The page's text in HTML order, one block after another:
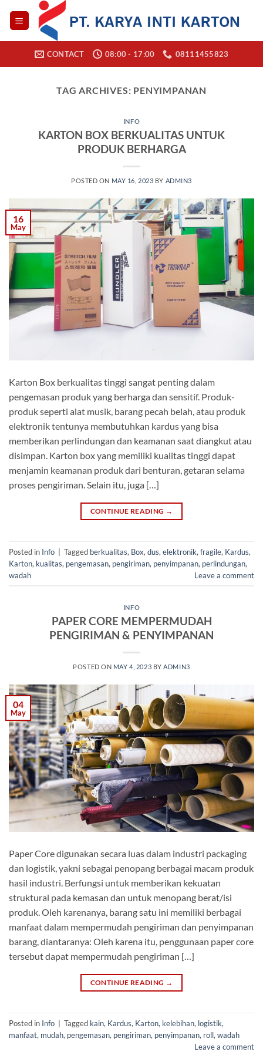
CONTACT 08:00 - 17:00 08111455823
TAG ARCHIVES: PENYIMPANAN
INFO
KARTON BOX BERKUALITAS UNTUK
PRODUK BERHARGA
POSTED ON MAY 16, 2023 BY ADMIN3
16
May
Karton Box berkualitas tinggi sangat penting dalam
pengemasan produk yang berharga dan sensitif. Produk-
produk seperti alat musik, barang pecah belah, atau produk
elektronik tentunya membutuhkan kardus yang bisa
memberikan perlindungan dan keamanan saat diangkut atau
disimpan. Karton box yang memiliki kualitas tinggi dapat
menjamin keamanan produk dari benturan, getaran selama
proses pengiriman. Selain itu, juga […]
CONTINUE READING →
Posted in Info Tagged berkualitas, Box, dus, elektronik, fragile, Kardus,
Karton, kualitas, pengemasan, pengiriman, penyimpanan, perlindungan,
wadah
Leave a comment
INFO
PAPER CORE MEMPERMUDAH
PENGIRIMAN & PENYIMPANAN
POSTED ON MAY 4, 2023 BYADMIN3
04
May
Paper Core digunakan secara luas dalam industri packaging
dan logistik, yakni sebagai penopang berbagai macam produk
hasil industri. Berfungsi untuk memberikan kekuatan
struktural pada kemasan dan untuk menopang berat/isi
produk. Oleh karenanya, barang satu ini memiliki berbagai
manfaat dalam mempermudah pengiriman dan penyimpanan
barang, diantaranya: Oleh karena itu, penggunaan paper core
tersebut dapat mempermudah pengiriman […]
CONTINUE READING →
Posted in Info | Tagged kain, Kardus, Karton, kelebihan, logistik,
manfaat, mudah, pengemasan, pengiriman, penyimpanan, roll, wadah
Leave a comment